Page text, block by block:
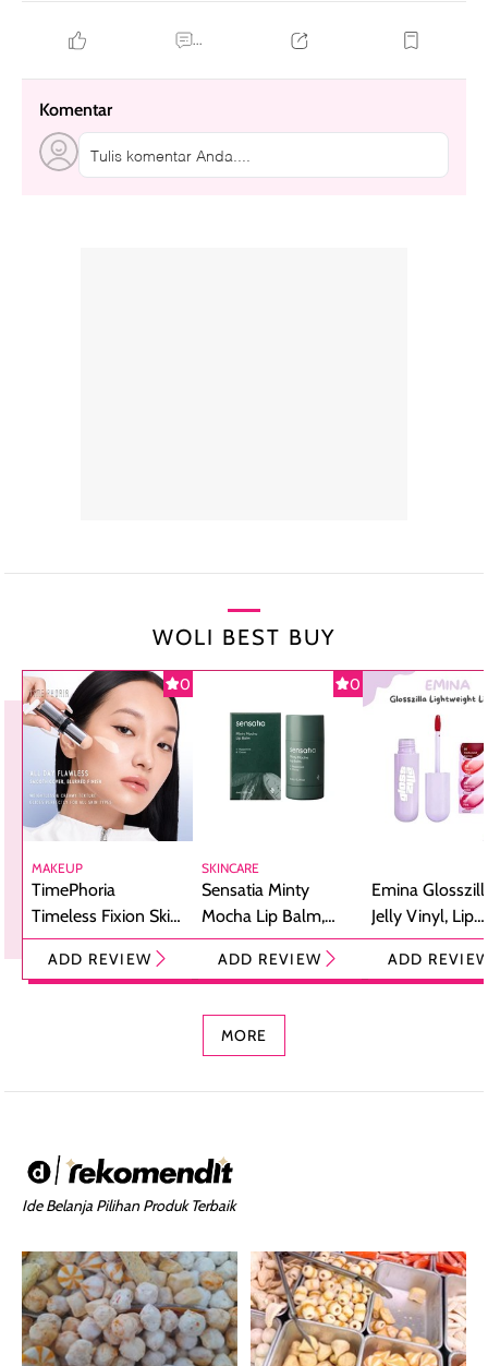
...
Komentar
Tulis komentar Anda....
WOLI BEST BUY
0
MAKEUP
TimePhoria
Timeless Fixion Skin
Tint Stick,
Foundation dan
ADD REVIEW
0
SKINCARE
Sensatia Minty
Mocha Lip Balm,
Pelembap Bibir
dengan Aroma
ADD REVIEW
Emina
Jelly Vinyl, Lip
Cream Glossy
Ringan
ADD
MORE
Ide Belanja Pilihan Produk Terbaik